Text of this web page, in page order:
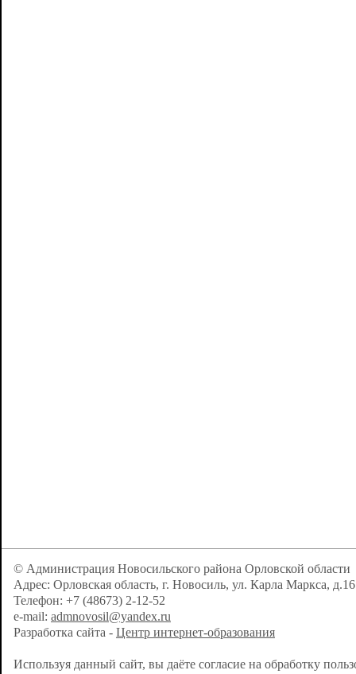
© Администрация Новосильского района Орловской области
Адрес: Орловская область, г. Новосиль, ул. Карла Маркса, д.16
Телефон: +7 (48673) 2-12-52
e-mail: admnovosil@yandex.ru
Разработка сайта - Центр интернет-образования
Используя данный сайт, вы даёте согласие на обработку